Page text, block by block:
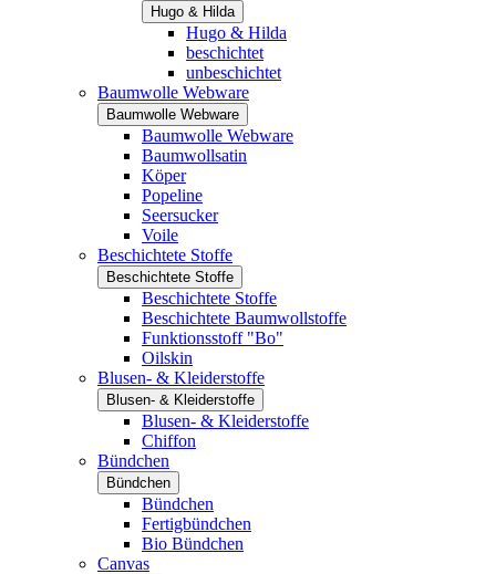
Hugo & Hilda
Hugo & Hilda
beschichtet
unbeschichtet
Baumwolle Webware
Baumwolle Webware
Baumwolle Webware
Baumwollsatin
Köper
Popeline
Seersucker
Voile
Beschichtete Stoffe
Beschichtete Stoffe
Beschichtete Stoffe
Beschichtete Baumwollstoffe
Funktionsstoff "Bo"
Oilskin
Blusen- & Kleiderstoffe
Blusen- & Kleiderstoffe
Blusen- & Kleiderstoffe
Chiffon
Bündchen
Bündchen
Bündchen
Fertigbündchen
Bio Bündchen
Canvas